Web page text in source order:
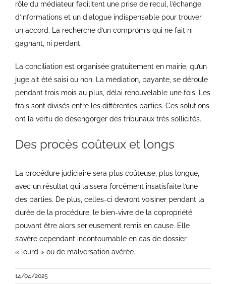
rôle du médiateur facilitent une prise de recul, l’échange
d’informations et un dialogue indispensable pour trouver
un accord. La recherche d’un compromis qui ne fait ni
gagnant, ni perdant.
La conciliation est organisée gratuitement en mairie, qu’un
juge ait été saisi ou non. La médiation, payante, se déroule
pendant trois mois au plus, délai renouvelable une fois. Les
frais sont divisés entre les différentes parties. Ces solutions
ont la vertu de désengorger des tribunaux très sollicités.
Des procès coûteux et longs
La procédure judiciaire sera plus coûteuse, plus longue,
avec un résultat qui laissera forcément insatisfaite l’une
des parties. De plus, celles-ci devront voisiner pendant la
durée de la procédure, le bien-vivre de la copropriété
pouvant être alors sérieusement remis en cause. Elle
s’avère cependant incontournable en cas de dossier
« lourd » ou de malversation avérée.
14/04/2025